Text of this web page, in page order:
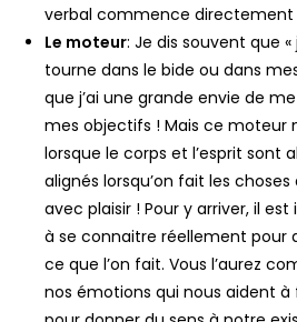
verbal commence directement
Le moteur: Je dis souvent que
tourne dans le bide ou dans
que j’ai une grande envie de
mes objectifs ! Mais ce moteur
lorsque le corps et l’esprit sont
alignés lorsqu’on fait les
avec plaisir ! Pour y arriver, il
à se connaitre réellement pour
ce que l’on fait. Vous l’aurez
nos émotions qui nous aident à